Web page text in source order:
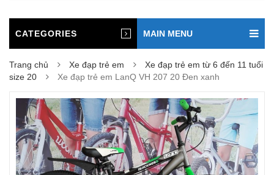
CATEGORIES MAIN MENU
Trang chủ Xe đạp trẻ em
Xe đạp trẻ em từ 6 đến 11 tuổi
size 20
Xe đạp trẻ em LanQ VH 207 20 Đen xanh